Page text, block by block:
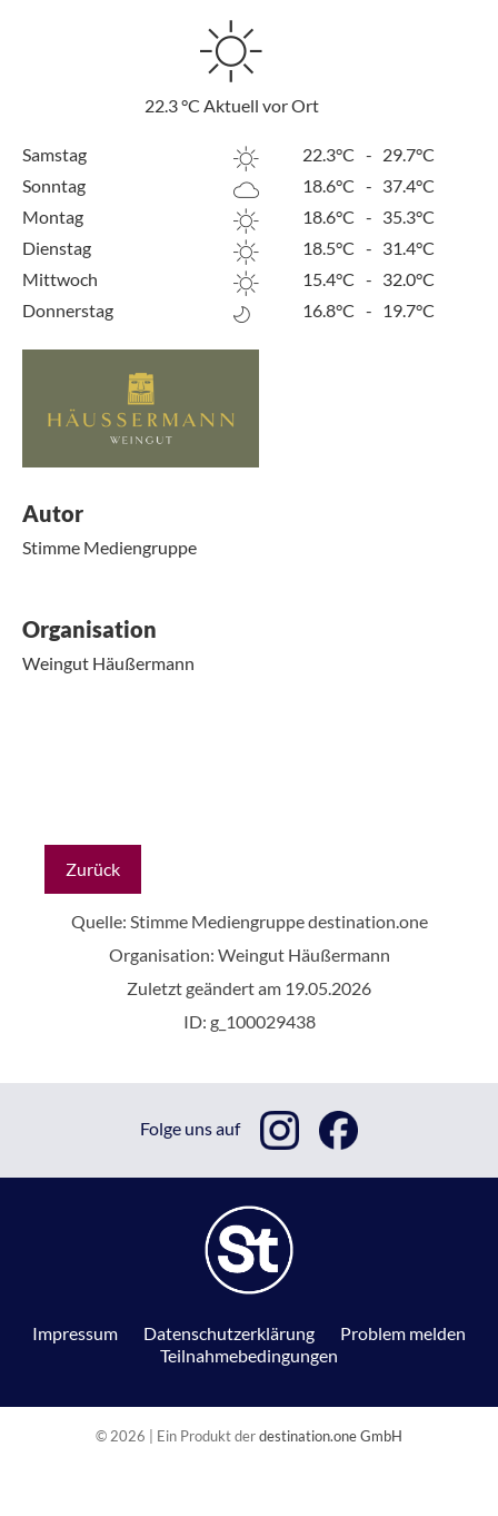
22.3°C Aktuell vor Ort
Samstag 22.3°C - 29.7°C
Sonntag
18.6°C - 37.4°C
Montag
18.6°C - 35.3°C
Dienstag
18.5°C - 31.4°C
Mittwoch
15.4°C - 32.0°C
Donnerstag
16.8°C - 19.7°C
Autor
Stimme Mediengruppe
Organisation
Weingut Häußermann
Zurück
Quelle: Stimme Mediengruppedestination.one
Organisation: Weingut Häußermann
Zuletzt geändert am 19.05.2026
ID: g_100029438
Folge uns auf
Impressum Datenschutzerklärung
Problem melden
Teilnahmebedingungen
© 2026 | Ein Produkt derdestination.one GmbH